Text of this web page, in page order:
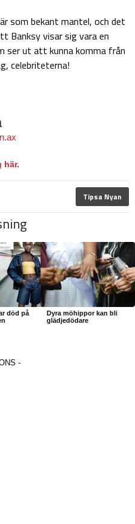
som bekant mantel, och det
Banksy visar sig vara en
ser ut att kunna komma från
celebriteterna!
här.
Tipsa Nyan
död på
Dyra möhippor kan bli
glädjedödare